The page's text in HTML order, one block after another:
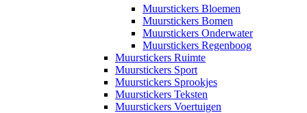
Muurstickers Bloemen
Muurstickers Bomen
Muurstickers Onderwater
Muurstickers Regenboog
Muurstickers Ruimte
Muurstickers Sport
Muurstickers Sprookjes
Muurstickers Teksten
Muurstickers Voertuigen